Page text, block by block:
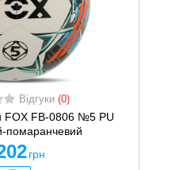
Відгуки (0)
FOX FB-0806 №5 PU
помаранчевий
грн